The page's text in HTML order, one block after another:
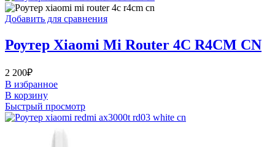
Добавить для сравнения
Роутер Xiaomi Mi Router 4C R4CM CN
2 200₽
В избранное
В корзину
Быстрый просмотр